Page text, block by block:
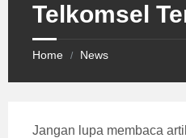
Telkomsel
Home / News
Jangan lupa membaca